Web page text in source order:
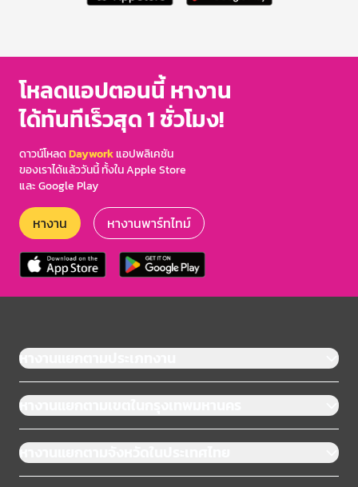
โหลดแอปตอนนี้ หางาน
ได้ทันทีเร็วสุด 1 ชั่วโมง!
ดาวน์โหลดDayworkแอปพลิเคชัน
ของเราได้แล้ววันนี้ ทั้งใน Apple Store
และ Google Play
หางาน หางานพาร์ทไทม์
หางานแยกตามประเภทงาน
หางานแยกตามเขตในกรุงเทพมหานคร
หางานแยกตามจังหวัดในประเทศไทย